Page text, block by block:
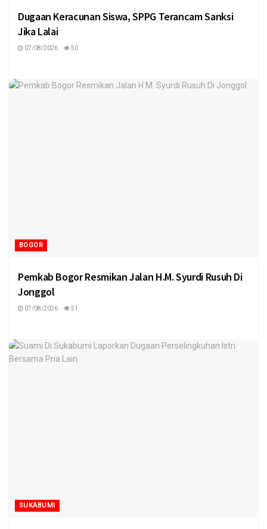
Dugaan Keracunan Siswa, SPPG Terancam Sanksi
Jika Lalai
07/08/2026 50
BOGOR
Pemkab Bogor Resmikan Jalan H.M. Syurdi Rusuh Di
Jonggol
07/08/2026 51
SUKABUMI